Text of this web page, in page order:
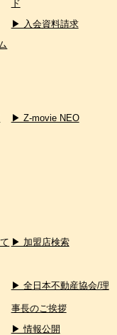
ド
▶ 入会資料請求
▶ Z-movie NEO
▶ 加盟店検索
▶ 全日本不動産協会/理
事長のご挨拶
▶ 情報公開